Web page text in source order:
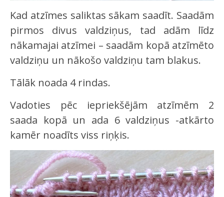
Kad atzīmes saliktas sākam saadīt. Saadām
pirmos divus valdziņus, tad adām līdz
nākamajai atzīmei – saadām kopā atzīmēto
valdziņu un nākošo valdziņu tam blakus.
Tālāk noada 4 rindas.
Vadoties pēc iepriekšējām atzīmēm 2
saada kopā un ada 6 valdziņus -atkārto
kamēr noadīts viss riņķis.